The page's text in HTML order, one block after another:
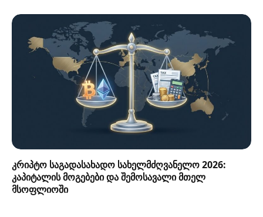
კრიპტო საგადასახადო სახელმძღვანელო 2026:
კაპიტალის მოგებები და შემოსავალი მთელ
მსოფლიოში